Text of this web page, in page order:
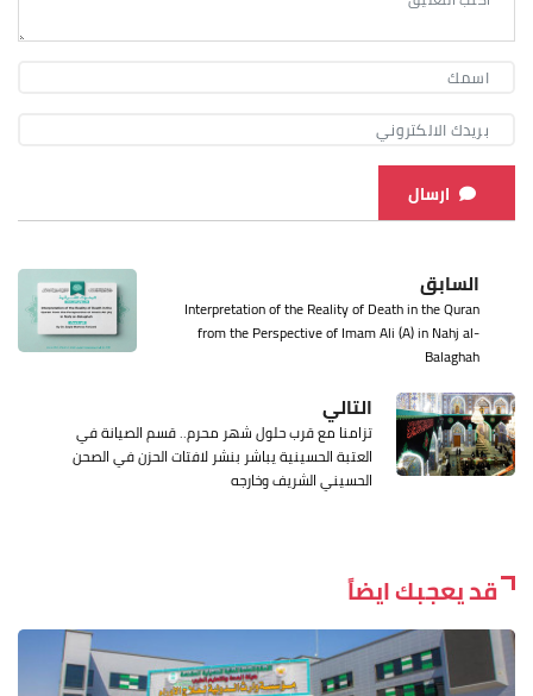
ارسال
السابق
Interpretation of the Reality of Death in the Quran
from the Perspective of Imam Ali (A) in Nahj al-
Balaghah
التالي
تزامنا مع قرب حلول شهر محرم.. قسم الصيانة في
العتبة الحسينية يباشر بنشر لافتات الحزن في الصحن
الحسيني الشريف وخارجه
قد يعجبك ايضاً